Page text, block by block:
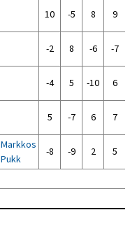
10 -5 8 9
-2 8 -6 -7
-4 5 -10 6
5 -7 6 7
Markkos
Pukk
-8 -9 2 5